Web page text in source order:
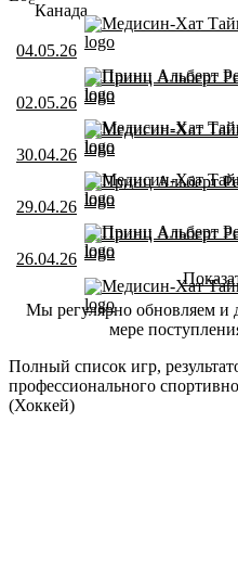
Канада
04.05.26
Медисин-Хат
Принц Альберт
02.05.26
Принц Альберт
Медисин-Хат
30.04.26
Медисин-Хат
Принц Альберт
29.04.26
Медисин-Хат
Принц Альберт
26.04.26
Принц Альберт
Медисин-Хат
Мы регулярно обновляем и
мере
Полный список игр,
профессионального
(Хоккей)